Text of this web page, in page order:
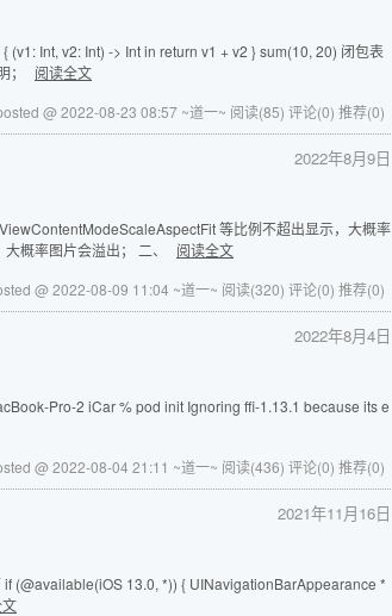
(v1: Int, v2: Int) -> Int in return v1 + v2 } sum(10, 20) 闭包表
；
阅读全文
@ 2022-08-23 08:57 ~道一~ 阅读(85) 评论(0) 推荐(0)
2022年8月9日
等比例不超出显示，大概率
概率图片会溢出； 二、
阅读全文
@ 2022-08-09 11:04 ~道一~ 阅读(320) 评论(0) 推荐(0)
2022年8月4日
Pro-2 iCar % pod init Ignoring ffi-1.13.1 because its e
@ 2022-08-04 21:11 ~道一~ 阅读(436) 评论(0) 推荐(0)
2021年11月16日
(@available(iOS 13.0, *)) { UINavigationBarAppearance *